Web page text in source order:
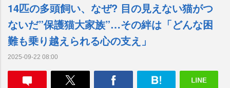
14匹の多頭飼い、なぜ? 目の見えない猫がつ
ないだ”保護猫大家族”…その絆は「どんな困
難も乗り越えられる心の支え」
2025-09-22 08:00